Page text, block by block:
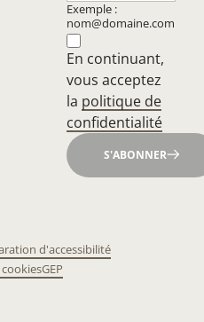
Exemple :
nom@domaine.com
En continuant,
vous acceptez
la politique de
confidentialité
S'ABONNER
d'accessibilité
GEP